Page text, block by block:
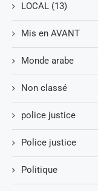
LOCAL (13)
Mis en AVANT
Monde arabe
Non classé
police justice
Police justice
Politique